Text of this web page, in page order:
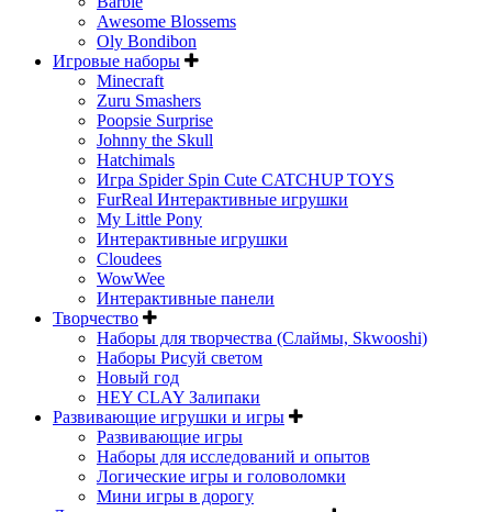
Awesome Blossems
Oly Bondibon
Игровые наборы
Minecraft
Zuru Smashers
Poopsie Surprise
Johnny the Skull
Hatchimals
Игра Spider Spin Cute CATCHUP TOYS
FurReal Интерактивные игрушки
My Little Pony
Интерактивные игрушки
Cloudees
WowWee
Интерактивные панели
Творчество
Наборы для творчества (Слаймы, Skwooshi)
Наборы Рисуй светом
Новый год
HEY CLAY Залипаки
Развивающие игрушки и игры
Развивающие игры
Наборы для исследований и опытов
Логические игры и головоломки
Мини игры в дорогу